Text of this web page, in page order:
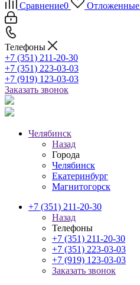
Сравнение0 Отложенные
Телефоны
+7 (351) 211-20-30
+7 (351) 223-03-03
+7 (919) 123-03-03
Заказать звонок
Челябинск
Назад
Города
Челябинск
Екатеринбург
Магнитогорск
+7 (351) 211-20-30
Назад
Телефоны
+7 (351) 211-20-30
+7 (351) 223-03-03
+7 (919) 123-03-03
Заказать звонок